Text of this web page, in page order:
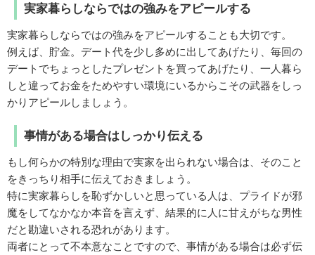
実家暮らしならではの強みをアピールする
実家暮らしならではの強みをアピールすることも大切です。
例えば、貯金。デート代を少し多めに出してあげたり、毎回の
デートでちょっとしたプレゼントを買ってあげたり、一人暮ら
しと違ってお金をためやすい環境にいるからこその武器をしっ
かりアピールしましょう。
事情がある場合はしっかり伝える
もし何らかの特別な理由で実家を出られない場合は、そのこと
をきっちり相手に伝えておきましょう。
特に実家暮らしを恥ずかしいと思っている人は、プライドが邪
魔をしてなかなか本音を言えず、結果的に人に甘えがちな男性
だと勘違いされる恐れがあります。
両者にとって不本意なことですので、事情がある場合は必ず伝